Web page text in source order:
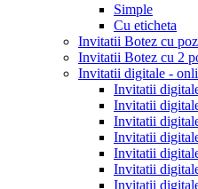
Simple
Cu eticheta
Invitatii Botez cu
Invitatii Botez cu 2
Invitatii digitale -
Invitatii
Invitatii
Invitatii
Invitatii
Invitatii
Invitatii
Invitatii